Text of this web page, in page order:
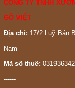
CÔNG TY TNHH
GỖ VIỆT
Địa chỉ: 17/2 Luỹ Bán
Nam
Mã số thuế:
------